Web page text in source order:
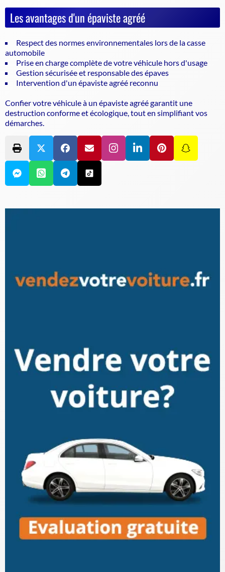
Les avantages d'un épaviste agréé
Respect des normes environnementales lors de la casse
automobile
Prise en charge complète de votre véhicule hors d'usage
Gestion sécurisée et responsable des épaves
Intervention d'un épaviste agréé reconnu
Confier votre véhicule à un épaviste agréé garantit une
destruction conforme et écologique, tout en simplifiant vos
démarches.